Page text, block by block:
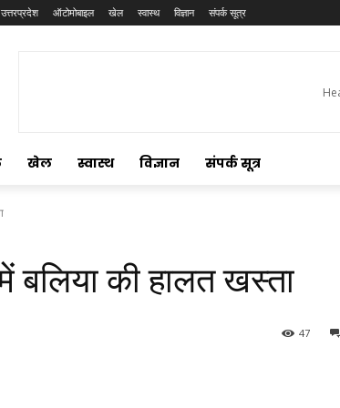
उत्तरप्रदेश ऑटोमोबाइल खेल स्वास्थ विज्ञान संपर्क सूत्र
खेल स्वास्थ विज्ञान संपर्क सूत्र
बलिया की हालत खस्ता
47